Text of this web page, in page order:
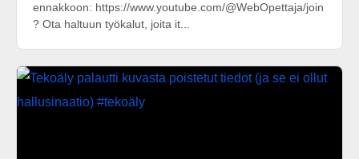
ennakkoon: https://www.youtube.com/@WebOpettaja/join
? Ota haltuun työkalut, joita it...